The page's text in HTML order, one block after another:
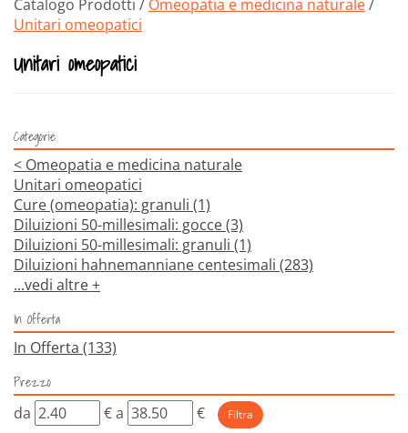
Catalogo Prodotti / Omeopatia e medicina naturale/
Unitari omeopatici
Unitari omeopatici
Categorie
< Omeopatia e medicina naturale
Unitari omeopatici
Cure (omeopatia): granuli (1)
Diluizioni 50-millesimali: gocce(3)
Diluizioni 50-millesimali: granuli (1)
Diluizioni hahnemanniane centesimali (283)
...vedi altre +
In Offerta
In Offerta (133)
Prezzo
filtra
da € filtra
a €